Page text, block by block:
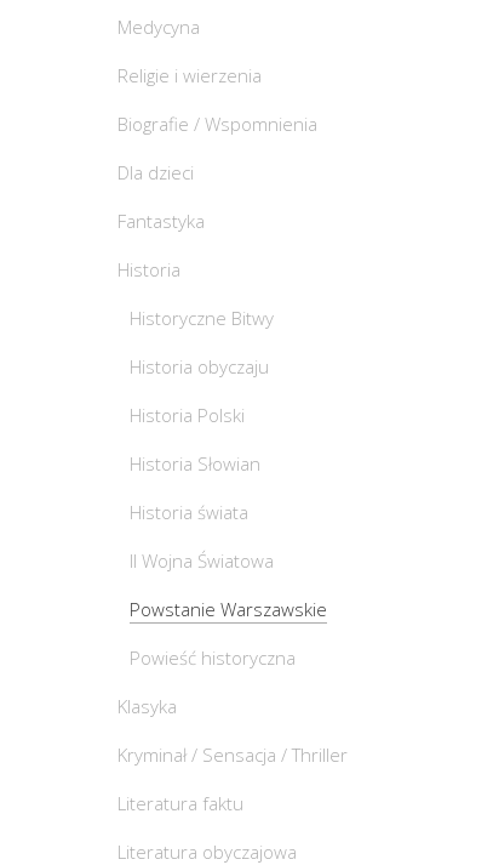
Medycyna
Religie i wierzenia
Biografie / Wspomnienia
Dla dzieci
Fantastyka
Historia
Historyczne Bitwy
Historia obyczaju
Historia Polski
Historia Słowian
Historia świata
II Wojna Światowa
Powstanie Warszawskie
Powieść historyczna
Klasyka
Kryminał / Sensacja / Thriller
Literatura faktu
Literatura obyczajowa